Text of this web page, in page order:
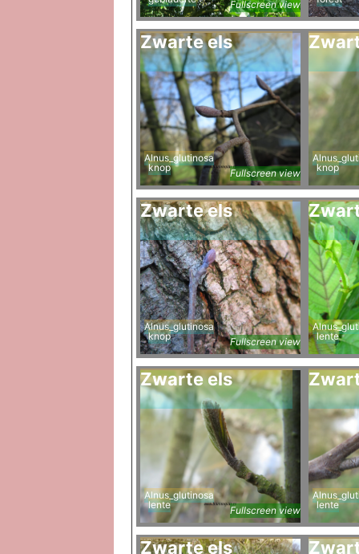
Fullscreen view
Zwarte els
Alnus_glutinosa
knop
Fullscreen view
knop
Zwarte els
Alnus_glutinosa
knop
Fullscreen view
lente
Zwarte els
Alnus_glutinosa
lente
Fullscreen view
lente
Zwarte els